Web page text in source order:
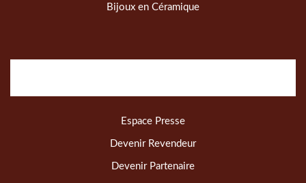
Bijoux en Céramique
Espace Presse
Devenir Revendeur
Devenir Partenaire